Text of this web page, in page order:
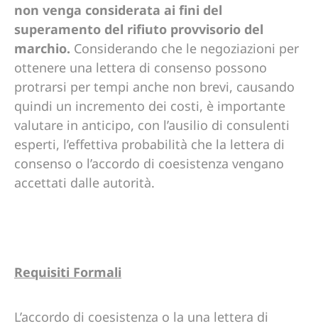
non venga considerata ai fini del
superamento del rifiuto provvisorio del
marchio. Considerando che le negoziazioni per
ottenere una lettera di consenso possono
protrarsi per tempi anche non brevi, causando
quindi un incremento dei costi, è importante
valutare in anticipo, con l’ausilio di consulenti
esperti, l’effettiva probabilità che la lettera di
consenso o l’accordo di coesistenza vengano
accettati dalle autorità.
Requisiti Formali
L’accordo di coesistenza o la una lettera di